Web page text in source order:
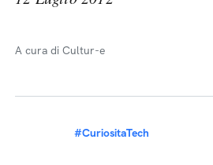
A cura di Cultur-e
#CuriositaTech